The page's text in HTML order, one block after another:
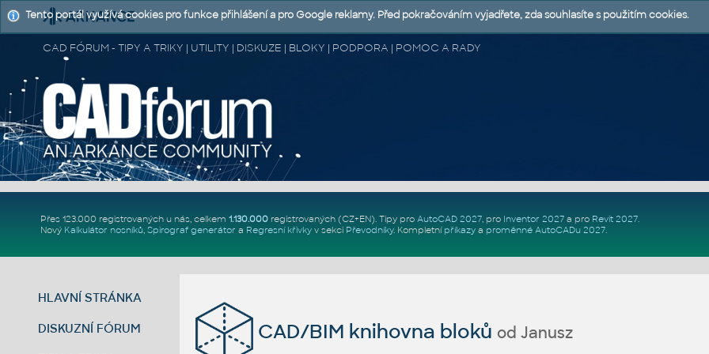
CAD FÓRUM - TIPY A TRIKY | UTILITY | DISKUZE | BLOKY | PODPORA | POMOC A RADY
Přes 123.000 registrovaných u nás, celkem 1.130.000registrovaných (CZ+EN). Tipy pro AutoCAD 2027, pro Inventor 2027a pro Revit 2027.
Nový Kalkulátor nosníků, Spirograf generátor a Regresní křivkyv sekci Převodníky. Kompletní příkazya proměnné AutoCADu 2027.
HLAVNÍ STRÁNKA
DISKUZNÍ FÓRUM CAD/BIM knihovna blokůod Janusz
Tento portál využívá cookies pro funkce přihlášení a pro Google reklamy. Před pokračováním vyjadřete, zda souhlasíte s použitím cookies.